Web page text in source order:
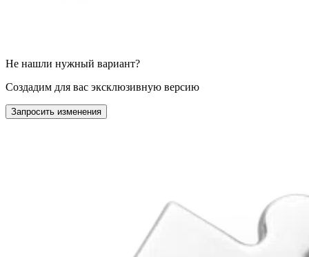
Не нашли нужный вариант?
Создадим для вас эксклюзивную версию
Запросить изменения